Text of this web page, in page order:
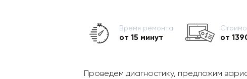
Время ремонта
от 15 минут от
Проведем диагностику, предложим